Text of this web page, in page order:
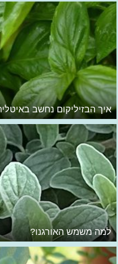
איך הבזיליקום נחשב
למה משמש האורגנו?